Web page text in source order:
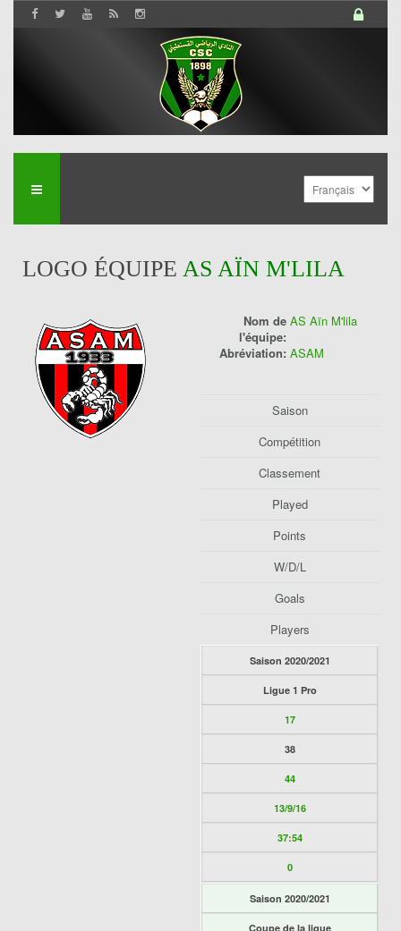
LOGO ÉQUIPE AS AÏN M'LILA
Nom de
l'équipe:
AS Aïn M'lila
Abréviation: ASAM
History
Saison
Compétition
Classement
Played
Points
W/D/L
Goals
Players
Saison 2020/2021
Ligue 1 Pro
17
38
44
13/9/16
37:54
0
Saison 2020/2021
Coupe de la ligue